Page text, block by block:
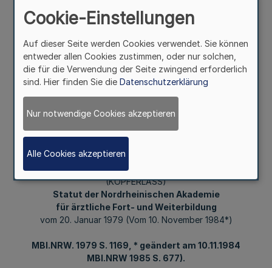
1979 S. 1169, *
geändert am
10.11.1984 MBl.NRW
1985 S. 677).
Mehr
(KOPFERLASS)
Statut der Nordrheinischen Akademie
für ärztliche Fort- und Weiterbildung
vom 20. Januar 1979 (Vom 10. November 1984*)
MBl.NRW. 1979 S. 1169, * geändert am 10.11.1984
MBl.NRW 1985 S. 677).
Cookie-Einstellungen
Auf dieser Seite werden Cookies verwendet. Sie können
entweder allen Cookies zustimmen, oder nur solchen,
die für die Verwendung der Seite zwingend erforderlich
sind. Hier finden Sie die Datenschutzerklärung
Nur notwendige Cookies akzeptieren
Alle Cookies akzeptieren